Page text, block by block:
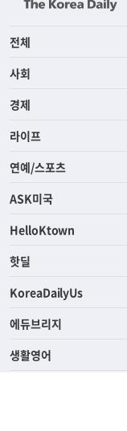
전체
사회
경제
라이프
연예/스포츠
ASK미국
HelloKtown
핫딜
KoreaDailyUs
에듀브리지